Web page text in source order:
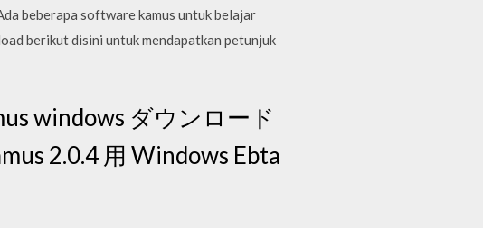
beberapa software kamus untuk belajar
berikut disini untuk mendapatkan petunjuk
windows ダウンロード
2.0.4 用 Windows Ebta